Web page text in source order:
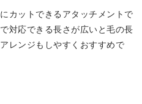
カットできるアタッチメントで
対応できる長さが広いと毛の長
レンジもしやすくおすすめで